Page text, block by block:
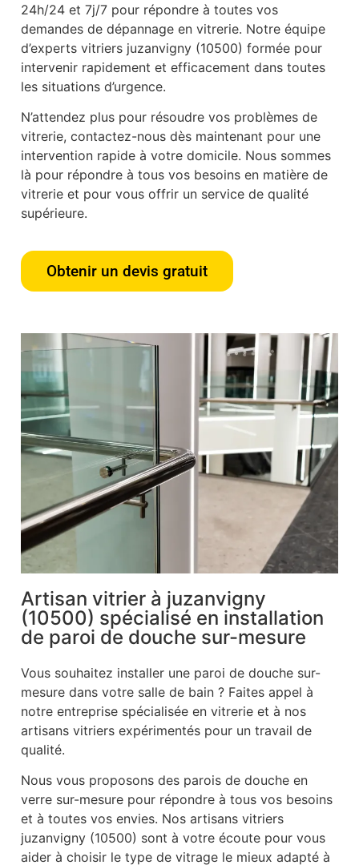
24h/24 et 7j/7 pour répondre à toutes vos
demandes de dépannage en vitrerie. Notre équipe
d’experts vitriers juzanvigny (10500) formée pour
intervenir rapidement et efficacement dans toutes
les situations d’urgence.
N’attendez plus pour résoudre vos problèmes de
vitrerie, contactez-nous dès maintenant pour une
intervention rapide à votre domicile. Nous sommes
là pour répondre à tous vos besoins en matière de
vitrerie et pour vous offrir un service de qualité
supérieure.
Obtenir un devis gratuit
Artisan vitrier à juzanvigny
(10500) spécialisé en installation
de paroi de douche sur-mesure
Vous souhaitez installer une paroi de douche sur-
mesure dans votre salle de bain ? Faites appel à
notre entreprise spécialisée en vitrerie et à nos
artisans vitriers expérimentés pour un travail de
qualité.
Nous vous proposons des parois de douche en
verre sur-mesure pour répondre à tous vos besoins
et à toutes vos envies. Nos artisans vitriers
juzanvigny (10500) sont à votre écoute pour vous
aider à choisir le type de vitrage le mieux adapté à